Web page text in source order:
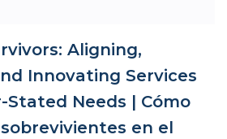
Aligning,
Innovating Services
Needs | Cómo
en el